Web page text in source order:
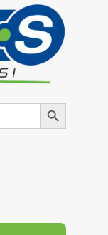
Search Button